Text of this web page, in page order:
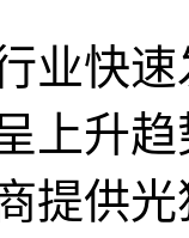
业快
上升
提供